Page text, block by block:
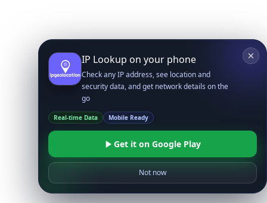
IP Lookup on your phone
Check any IP address, see location and
security data, and get network details on the
go
Real-time Data Mobile Ready
Get it on Google Play
Not now